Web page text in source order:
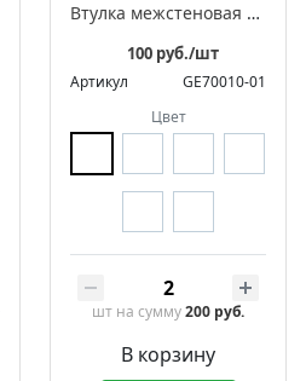
Втулка межстеновая фарфоровая
100 руб./шт
Артикул
GE70010-01
Цвет
шт на сумму200 руб.
В корзину